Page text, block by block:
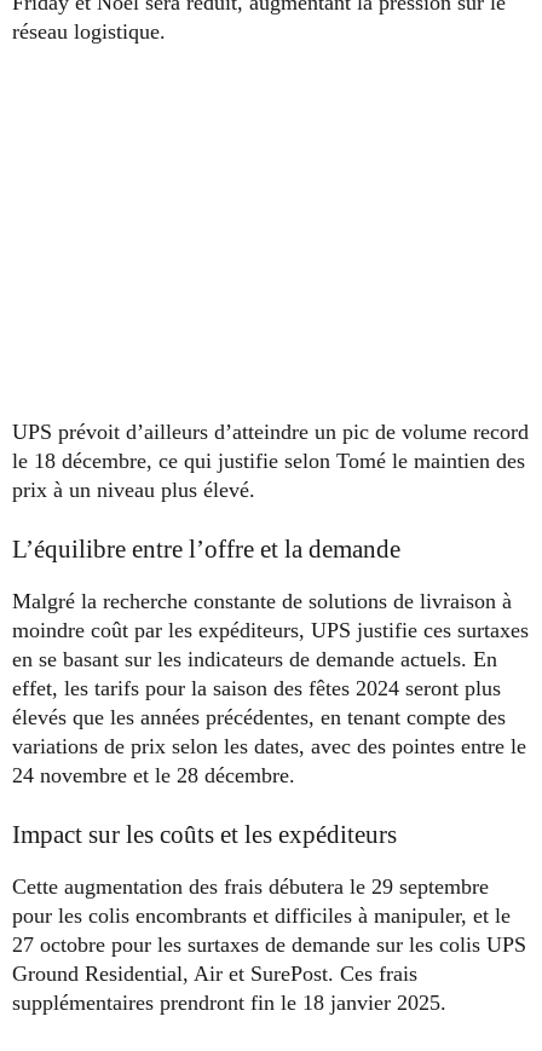
réseau logistique.
UPS prévoit d’ailleurs d’atteindre un pic de volume record
le 18 décembre, ce qui justifie selon Tomé le maintien des
prix à un niveau plus élevé.
L’équilibre entre l’offre et la demande
Malgré la recherche constante de solutions de livraison à
moindre coût par les expéditeurs, UPS justifie ces surtaxes
en se basant sur les indicateurs de demande actuels. En
effet, les tarifs pour la saison des fêtes 2024 seront plus
élevés que les années précédentes, en tenant compte des
variations de prix selon les dates, avec des pointes entre le
24 novembre et le 28 décembre.
Impact sur les coûts et les expéditeurs
Cette augmentation des frais débutera le 29 septembre
pour les colis encombrants et difficiles à manipuler, et le
27 octobre pour les surtaxes de demande sur les colis UPS
Ground Residential, Air et SurePost. Ces frais
supplémentaires prendront fin le 18 janvier 2025.